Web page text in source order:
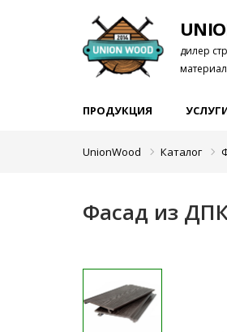
дилер
ПРОДУКЦИЯ
UnionWood Каталог
Фасад из